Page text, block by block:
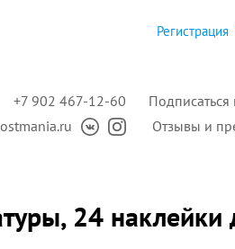
Регистрация
Подписаться
Отзывы и
+7 902 467-12-60
24 наклейки